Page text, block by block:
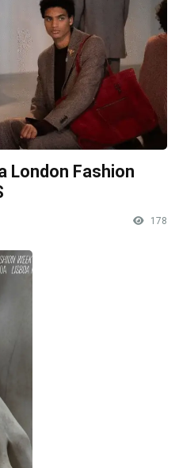
London Fashion
178